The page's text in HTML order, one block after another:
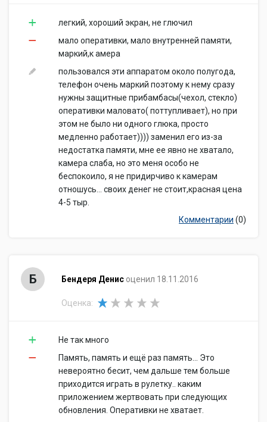
легкий, хороший экран, не глючил
мало оперативки, мало внутренней памяти,
маркий,к амера
пользовался эти аппаратом около полугода,
телефон очень маркий поэтому к нему сразу
нужны защитные прибамбасы(чехол, стекло)
оперативки маловато( поттупливает), но при
этом не было ни одного глюка, просто
медленно работает)))) заменил его из-за
недостатка памяти, мне ее явно не хватало,
камера слаба, но это меня особо не
беспокоило, я не придирчиво к камерам
отношусь... своих денег не стоит,красная цена
4-5 тыр.
Комментарии (0)
Б Бендеря Денис оценил 18.11.2016
Оценка:
Не так много
Память, память и ещё раз память... Это
невероятно бесит, чем дальше тем больше
приходится играть в рулетку.. каким
приложением жертвовать при следующих
обновления. Оперативки не хватает.